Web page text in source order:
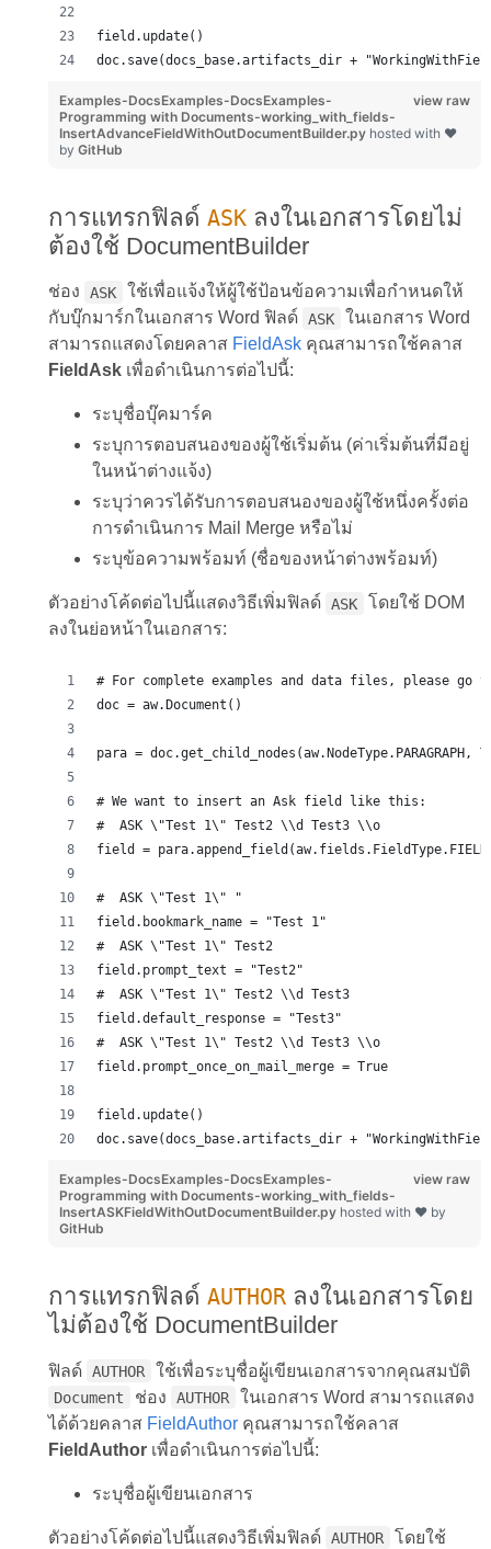
field.update()
doc.save(docs_base.artifacts_dir +
view raw
Examples-DocsExamples-DocsExamples-
Programming with Documents-working_with_fields-
InsertAdvanceFieldWithOutDocumentBuilder.py hosted with ❤
by GitHub
การแทรกฟิลด์ ASKลงในเอกสารโดยไม่
ต้องใช้ DocumentBuilder
ช่อง ASK
ใช้เพื่อแจ้งให้ผู้ใช้ป้อนข้อความเพื่อกำหนดให้
กับบุ๊กมาร์กในเอกสาร Word ฟิลด์ ASK
ในเอกสาร Word
สามารถแสดงโดยคลาส FieldAskคุณสามารถใช้คลาส
FieldAskเพื่อดำเนินการต่อไปนี้:
ระบุชื่อบุ๊คมาร์ค
ระบุการตอบสนองของผู้ใช้เริ่มต้น (ค่าเริ่มต้นที่มีอยู่
ในหน้าต่างแจ้ง)
ระบุว่าควรได้รับการตอบสนองของผู้ใช้หนึ่งครั้งต่อ
การดำเนินการ Mail Merge หรือไม่
ระบุข้อความพร้อมท์ (ชื่อของหน้าต่างพร้อมท์)
ตัวอย่างโค้ดต่อไปนี้แสดงวิธีเพิ่มฟิลด์ ASK
โดยใช้ DOM
ลงในย่อหน้าในเอกสาร:
# For complete examples and data files, please go
doc = aw.Document()
para =
# We want to insert an Ask field like this:
#  ASK \"Test 1\" Test2 \\d Test3 \\o
field =
#  ASK \"Test 1\" "
field.bookmark_name = "Test 1"
#  ASK \"Test 1\" Test2
field.prompt_text = "Test2"
#  ASK \"Test 1\" Test2 \\d Test3
field.default_response = "Test3"
#  ASK \"Test 1\" Test2 \\d Test3 \\o
field.prompt_once_on_mail_merge = True
field.update()
doc.save(docs_base.artifacts_dir +
view raw
Examples-DocsExamples-DocsExamples-
Programming with Documents-working_with_fields-
InsertASKFieldWithOutDocumentBuilder.py hosted with ❤ by
GitHub
การแทรกฟิลด์ AUTHORลงในเอกสารโดย
ไม่ต้องใช้ DocumentBuilder
ฟิลด์ AUTHOR ใช้เพื่อระบุชื่อผู้เขียนเอกสารจากคุณสมบัติ
Document ช่อง AUTHOR
ในเอกสาร Word สามารถแสดง
ได้ด้วยคลาส FieldAuthorคุณสามารถใช้คลาส
FieldAuthorเพื่อดำเนินการต่อไปนี้:
ระบุชื่อผู้เขียนเอกสาร
ตัวอย่างโค้ดต่อไปนี้แสดงวิธีเพิ่มฟิลด์ AUTHOR โดยใช้